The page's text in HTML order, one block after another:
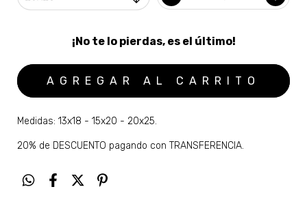
¡No te lo pierdas, es el último!
Medidas: 13x18 - 15x20 - 20x25.
20% de DESCUENTO pagando con TRANSFERENCIA.